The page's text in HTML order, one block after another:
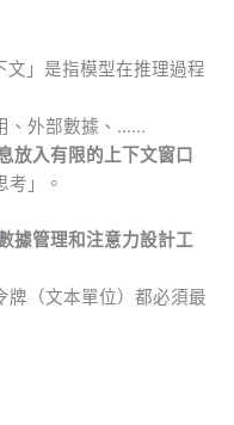
」是指模型在推理過程
、外部數據、……
放入有限的上下文窗口
考」。
據管理和注意力設計工
牌（文本單位）都必須最